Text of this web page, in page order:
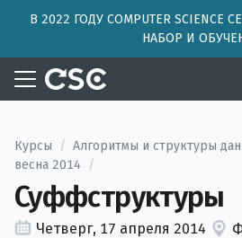
В 2022 ГОДУ COMPUTER SCIENCE
НАБОР И
Курсы / Алгоритмы и структуры
весна 2014
/
Суффструктуры
Четверг, 17 апреля 2014